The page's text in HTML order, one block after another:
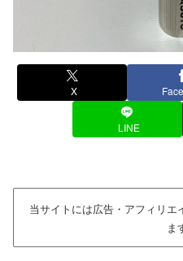
X
LINE
当サイトには広告・アフィリエ
ま